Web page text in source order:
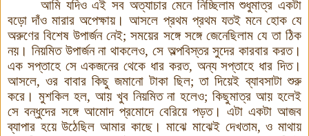
আমি যদিও এই সব অত্যাচার মেনে নিচ্ছিলাম শুধুমাত্র একটা
বড়ো দাঁও মারার অপেক্ষায়। আসলে প্রথম প্রথম যতই মনে হোক যে
অরুণের বিশেষ উপার্জন নেই;সময়ের সঙ্গে সঙ্গে জেনেছিলাম যে তা ঠিক
নয়। নিয়মিত উপার্জন না থাকলেও, সে অল্পবিস্তর সুদের কারবার করত।
এক সপ্তাহে সে একজনের থেকে ধার করত, অন্য সপ্তাহে ধার দিত।
আসলে,ওর বাবার কিছু জমানো টাকা ছিল;তা দিয়েই ব্যাবসাটা শুরু
করে । মুশকিল হল, আয় খুব নিয়মিত না হলেও;কিছুমাত্র আয় হলেই
সে বন্ধুদের সঙ্গে আমোদ প্রমোদে বেরিয়ে পড়ত। এটা একটা আজব
ব্যাপার হয়ে উঠেছিল আমার কাছে। মাঝে মাঝেই দেখতাম,ও মাথায়